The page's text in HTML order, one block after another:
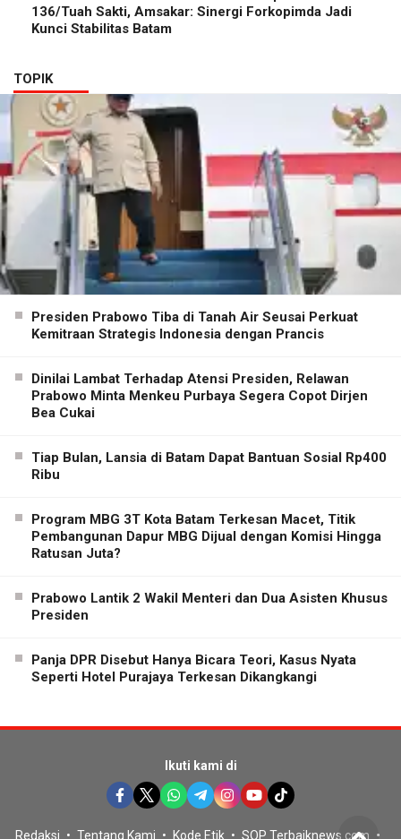
136/Tuah Sakti, Amsakar: Sinergi Forkopimda Jadi
Kunci Stabilitas Batam
TOPIK
Presiden Prabowo Tiba di Tanah Air Seusai Perkuat
Kemitraan Strategis Indonesia dengan Prancis
Dinilai Lambat Terhadap Atensi Presiden, Relawan
Prabowo Minta Menkeu Purbaya Segera Copot Dirjen
Bea Cukai
Tiap Bulan, Lansia di Batam Dapat Bantuan Sosial Rp400
Ribu
Program MBG 3T Kota Batam Terkesan Macet, Titik
Pembangunan Dapur MBG Dijual dengan Komisi Hingga
Ratusan Juta?
Prabowo Lantik 2 Wakil Menteri dan Dua Asisten Khusus
Presiden
Panja DPR Disebut Hanya Bicara Teori, Kasus Nyata
Seperti Hotel Purajaya Terkesan Dikangkangi
Ikuti kami di
Redaksi Tentang Kami Kode Etik SOP Terbaiknews.com